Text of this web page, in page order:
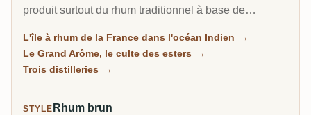
produit surtout du rhum traditionnel à base de
Arôme : un style longuement fermenté et riche en
esters, aussi sauvage et tropical que tout ce qui vient
L'île à rhum de la France dans l'océan Indien →
Le Grand Arôme, le culte des esters →
Trois distilleries →
STYLE Rhum brun